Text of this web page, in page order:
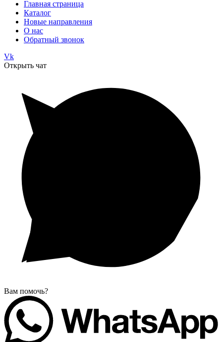
Главная страница
Каталог
Новые направления
О нас
Обратный звонок
Vk
Открыть чат
Вам помочь?